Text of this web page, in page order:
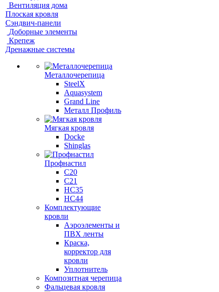
Вентиляция дома
Плоская кровля
Сэндвич-панели
Доборные элементы
Крепеж
Дренажные системы
Металлочерепица
SteelX
Aquasystem
Grand Line
Металл Профиль
Мягкая кровля
Docke
Shinglas
Профнастил
C20
C21
НС35
НС44
Комплектующие
кровли
Аэроэлементы и
ПВХ ленты
Краска,
корректор для
кровли
Уплотнитель
Композитная черепица
Фальцевая кровля